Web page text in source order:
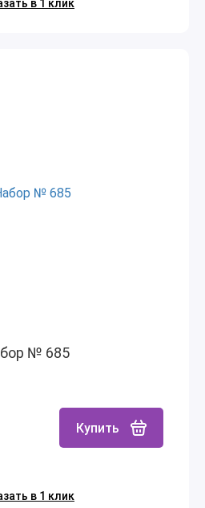
в 1 клик
№ 685
Купить
в 1 клик